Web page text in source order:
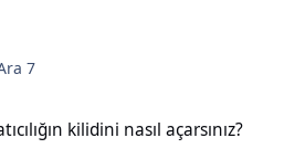
7
kilidini nasıl açarsınız?